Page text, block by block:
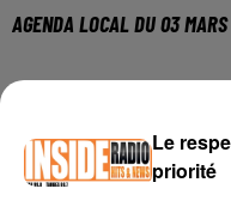
AGENDA LOCAL DU 03 MARS
00:11 BAYONNE /
Didam
www.bayonne.fr
Le
priorité